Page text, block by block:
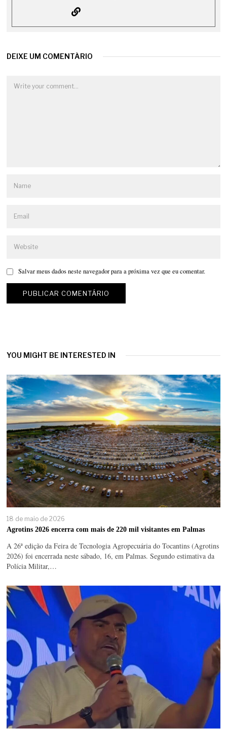
DEIXE UM COMENTÁRIO
Salvar meus dados neste navegador para a próxima vez que eu comentar.
YOU MIGHT BE INTERESTED IN
18 de maio de 2026
Agrotins 2026 encerra com mais de 220 mil visitantes em Palmas
A 26ª edição da Feira de Tecnologia Agropecuária do Tocantins (Agrotins
2026) foi encerrada neste sábado, 16, em Palmas. Segundo estimativa da
Polícia Militar,…